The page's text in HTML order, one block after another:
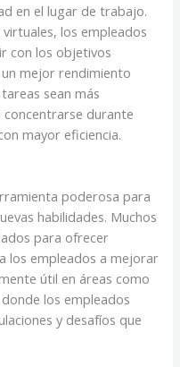
en el lugar de trabajo.
los empleados
con los objetivos
mejor rendimiento
sean más
durante
mayor eficiencia.
poderosa para
habilidades. Muchos
para ofrecer
los empleados a mejorar
útil en áreas como
los empleados
y desafíos que